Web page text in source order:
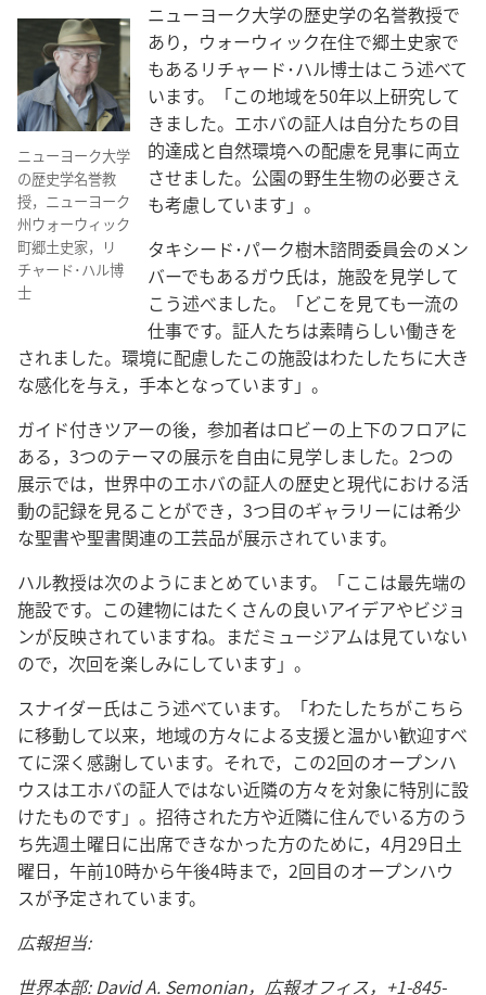
ニューヨーク大学
の歴史学名誉教
授，ニューヨーク
州ウォーウィック
町郷土史家，リ
チャード･ハル博
士
ニューヨーク大学の歴史学の名誉教授で
あり，ウォーウィック在住で郷土史家で
もあるリチャード･ハル博士はこう述べて
います。「この地域を50年以上研究して
きました。エホバの証人は自分たちの目
的達成と自然環境への配慮を見事に両立
させました。公園の野生生物の必要さえ
も考慮しています」。
タキシード･パーク樹木諮問委員会のメン
バーでもあるガウ氏は，施設を見学して
こう述べました。「どこを見ても一流の
仕事です。証人たちは素晴らしい働きを
されました。環境に配慮したこの施設はわたしたちに大き
な感化を与え，手本となっています」。
ガイド付きツアーの後，参加者はロビーの上下のフロアに
ある，3つのテーマの展示を自由に見学しました。2つの
展示では，世界中のエホバの証人の歴史と現代における活
動の記録を見ることができ，3つ目のギャラリーには希少
な聖書や聖書関連の工芸品が展示されています。
ハル教授は次のようにまとめています。「ここは最先端の
施設です。この建物にはたくさんの良いアイデアやビジョ
ンが反映されていますね。まだミュージアムは見ていない
ので，次回を楽しみにしています」。
スナイダー氏はこう述べています。「わたしたちがこちら
に移動して以来，地域の方々による支援と温かい歓迎すべ
てに深く感謝しています。それで，この2回のオープンハ
ウスはエホバの証人ではない近隣の方々を対象に特別に設
けたものです」。招待された方や近隣に住んでいる方のう
ち先週土曜日に出席できなかった方のために，4月29日土
曜日，午前10時から午後4時まで，2回目のオープンハウ
スが予定されています。
広報担当:
世界本部: David A. Semonian，広報オフィス，+1-845-